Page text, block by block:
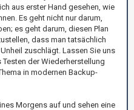
aus erster Hand gesehen, wie
Es geht nicht nur darum,
es geht darum, diesen Plan
dass man tatsächlich
zuschlägt. Lassen Sie uns
der Wiederherstellung
in modernen Backup-
Morgens auf und sehen eine